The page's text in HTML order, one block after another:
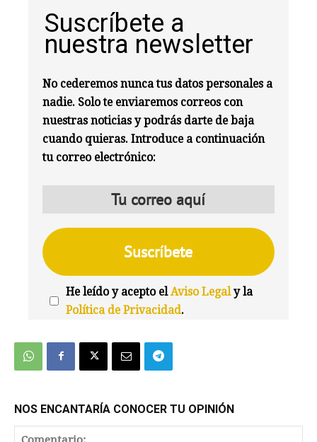
Suscríbete a
nuestra newsletter
No cederemos nunca tus datos personales a
nadie. Solo te enviaremos correos con
nuestras noticias y podrás darte de baja
cuando quieras. Introduce a continuación
tu correo electrónico:
He leído y acepto elAviso Legaly la
Política de Privacidad.
NOS ENCANTARÍA CONOCER TU OPINIÓN